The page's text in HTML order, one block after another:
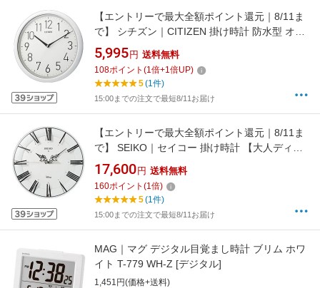
【エントリーで最大全額ポイント還元｜8/11ま
で】 シチズン｜CITIZEN 掛け時計 防水型 オフ
ィスタイプ 白 8MG799-003[8MG799003]
5,995 円 送料無料
108ポイント (1倍+1倍UP)
5(1件)
15:00までの注文で最短8/11お届け
【エントリーで最大全額ポイント還元｜8/11ま
で】 SEIKO｜セイコー 掛け時計 【大人ディズ
ニー ミッキー&ミニー】 白 FS506W [電波自動
受信機能有][FS506W]
17,600 円 送料無料
160ポイント (1倍)
5(1件)
15:00までの注文で最短8/11お届け
MAG｜マグ デジタル目覚まし時計 ブリム ホワ
イト T-779 WH-Z [デジタル]
1,451円(価格+送料)